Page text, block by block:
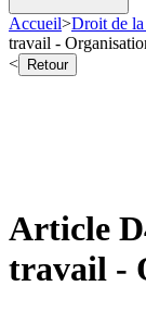
Accueil>Droit de
travail -
<
Retour
Article
travail -